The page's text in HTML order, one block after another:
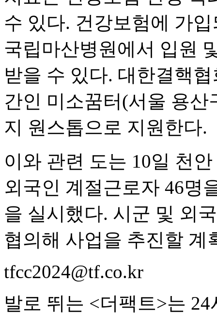
수 있다. 건강보험에 가
국립마산병원에서 입원
받을 수 있다. 대한결핵
간인 미소꿈터(서울 용
지 원스톱으로 지원한다.
이와 관련 도는 10일 천
외국인 계절근로자 46명
을 실시했다. 시군 및 외
협의해 사업을 추진할 계
tfcc2024@tf.co.kr
발로 뛰는 <더팩트>는